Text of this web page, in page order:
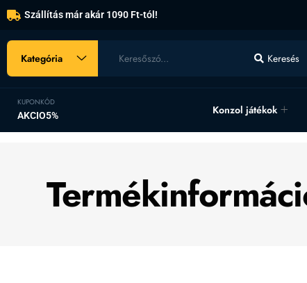
Szállítás már akár 1090 Ft-tól!
Kategória Keresés
KUPONKÓD
AKCIO5% Konzol játékok